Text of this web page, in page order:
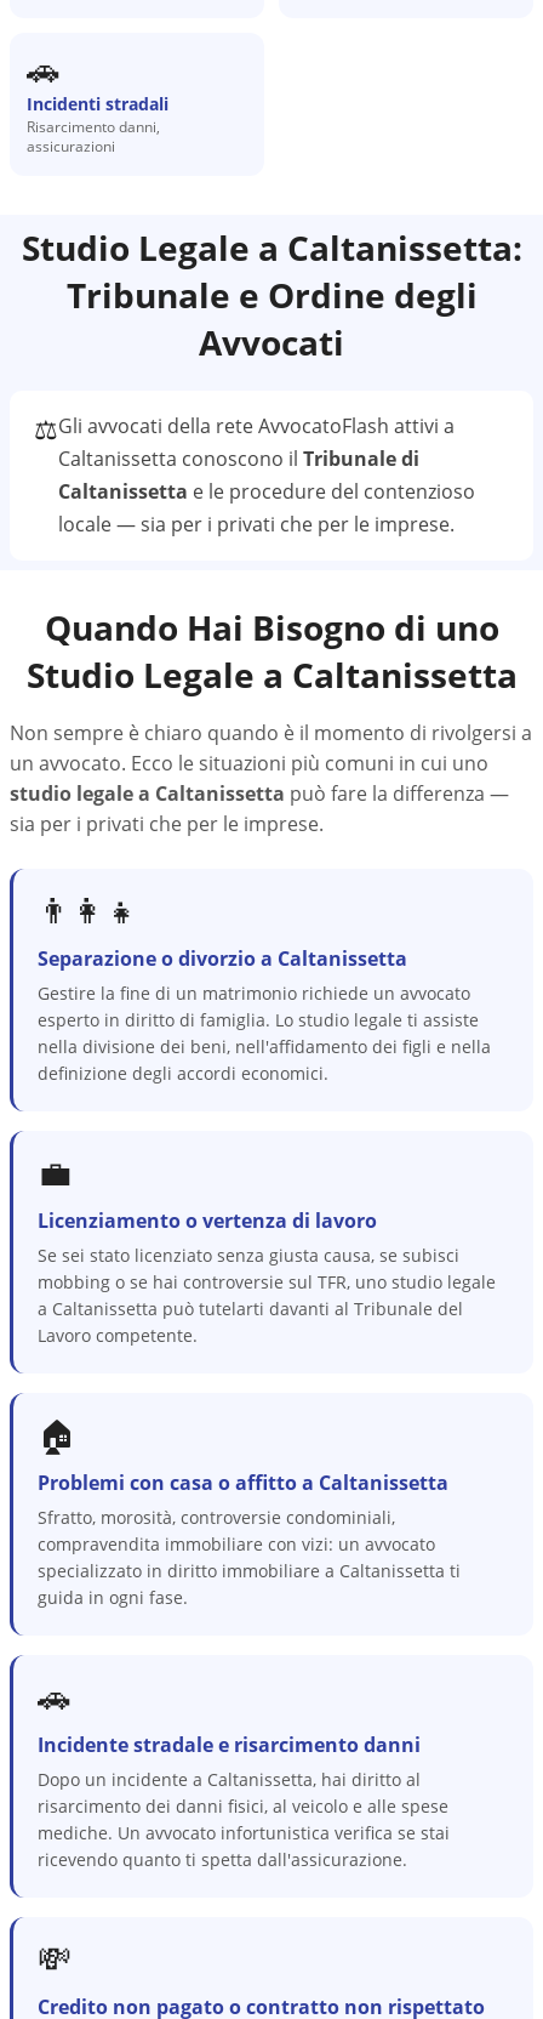
🚗
Incidenti stradali
Risarcimento danni,
assicurazioni
Studio Legale a Caltanissetta:
Tribunale e Ordine degli
Avvocati
⚖️Gli avvocati della rete AvvocatoFlash attivi a
Caltanissetta conoscono il Tribunale di
Caltanissetta e le procedure del contenzioso
locale — sia per i privati che per le imprese.
Quando Hai Bisogno di uno
Studio Legale a Caltanissetta
Non sempre è chiaro quando è il momento di rivolgersi a
un avvocato. Ecco le situazioni più comuni in cui uno
studio legale a Caltanissetta può fare la differenza —
sia per i privati che per le imprese.
👨‍👩‍👧
Separazione o divorzio a Caltanissetta
Gestire la fine di un matrimonio richiede un avvocato
esperto in diritto di famiglia. Lo studio legale ti assiste
nella divisione dei beni, nell'affidamento dei figli e nella
definizione degli accordi economici.
💼
Licenziamento o vertenza di lavoro
Se sei stato licenziato senza giusta causa, se subisci
mobbing o se hai controversie sul TFR, uno studio legale
a Caltanissetta può tutelarti davanti al Tribunale del
Lavoro competente.
🏠
Problemi con casa o affitto a Caltanissetta
Sfratto, morosità, controversie condominiali,
compravendita immobiliare con vizi: un avvocato
specializzato in diritto immobiliare a Caltanissetta ti
guida in ogni fase.
🚗
Incidente stradale e risarcimento danni
Dopo un incidente a Caltanissetta, hai diritto al
risarcimento dei danni fisici, al veicolo e alle spese
mediche. Un avvocato infortunistica verifica se stai
ricevendo quanto ti spetta dall'assicurazione.
💸
Credito non pagato o contratto non rispettato